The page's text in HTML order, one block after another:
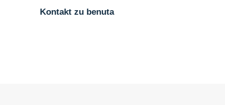
Kontakt zu benuta